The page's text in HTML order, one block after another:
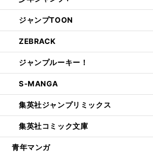
ジャンプTOON
ZEBRACK
ジャンプルーキー！
S-MANGA
集英社ジャンプリミックス
集英社コミック文庫
青年マンガ